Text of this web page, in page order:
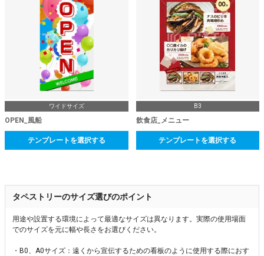
ワイドサイズ
OPEN_風船
テンプレートを選択する
B3
飲食店_メニュー
テンプレートを選択する
タペストリーのサイズ選びのポイント
用途や設置する環境によって最適なサイズは異なります。実際の使用場面
でのサイズを元に幅や長さをお選びください。
・B0、A0サイズ：遠くから宣伝するための看板のように使用する際におす